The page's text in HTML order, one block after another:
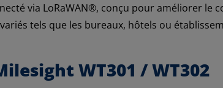
via LoRaWAN®, conçu pour améliorer
tels que les bureaux, hôtels ou
WT301 / WT302